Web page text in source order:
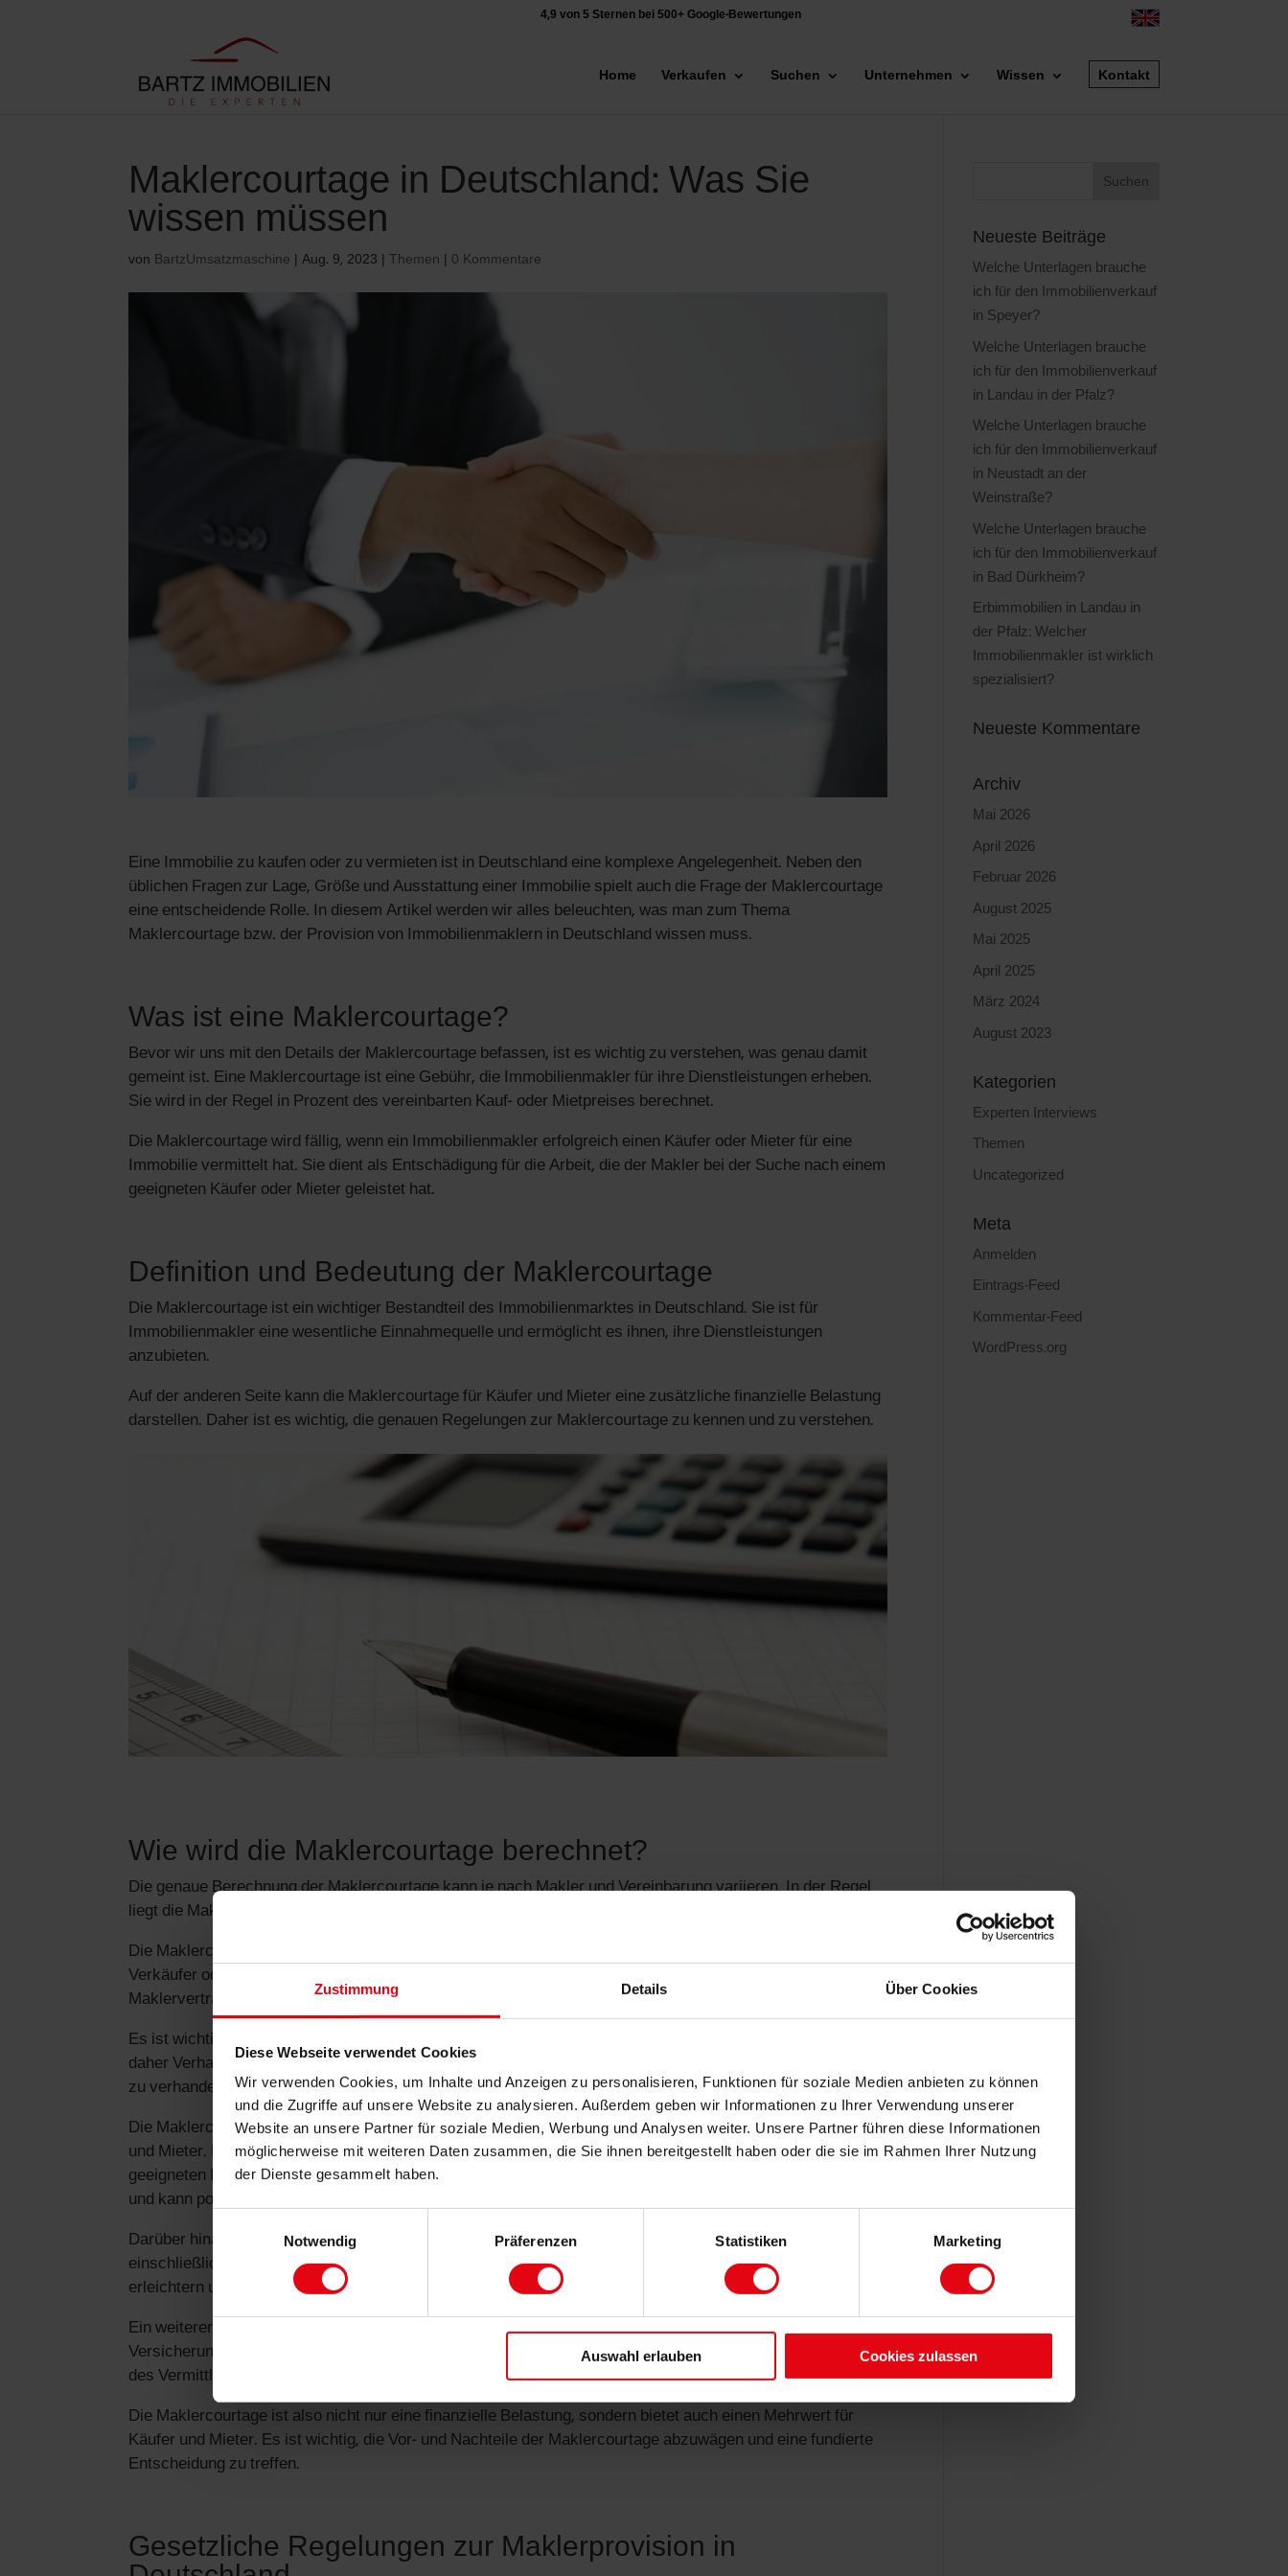
Zustimmung Details Über Cookies
Diese Webseite verwendet Cookies
Wir verwenden Cookies, um Inhalte und Anzeigen zu personalisieren, Funktionen für soziale Medien anbieten zu können
und die Zugriffe auf unsere Website zu analysieren. Außerdem geben wir Informationen zu Ihrer Verwendung unserer
Website an unsere Partner für soziale Medien, Werbung und Analysen weiter. Unsere Partner führen diese Informationen
möglicherweise mit weiteren Daten zusammen, die Sie ihnen bereitgestellt haben oder die sie im Rahmen Ihrer Nutzung
der Dienste gesammelt haben.
Notwendig
Präferenzen Statistiken Marketing
Auswahl erlauben Cookies zulassen
4,9 von 5 Sternen bei 500+ Google-Bewertungen
Home Verkaufen Suchen Unternehmen Wissen Kontakt
Maklercourtage in Deutschland: Was Sie
wissen müssen
von BartzUmsatzmaschine |Aug. 9, 2023 Themen 0 Kommentare
Eine Immobilie zu kaufen oder zu vermieten ist in Deutschland eine komplexe Angelegenheit. Neben den
üblichen Fragen zur Lage, Größe und Ausstattung einer Immobilie spielt auch die Frage der Maklercourtage
eine entscheidende Rolle. In diesem Artikel werden wir alles beleuchten, was man zum Thema
Maklercourtage bzw. der Provision von Immobilienmaklern in Deutschland wissen muss.
Was ist eine Maklercourtage?
Bevor wir uns mit den Details der Maklercourtage befassen, ist es wichtig zu verstehen, was genau damit
gemeint ist. Eine Maklercourtage ist eine Gebühr, die Immobilienmakler für ihre Dienstleistungen erheben.
Sie wird in der Regel in Prozent des vereinbarten Kauf- oder Mietpreises berechnet.
Die Maklercourtage wird fällig, wenn ein Immobilienmakler erfolgreich einen Käufer oder Mieter für eine
Immobilie vermittelt hat. Sie dient als Entschädigung für die Arbeit, die der Makler bei der Suche nach einem
geeigneten Käufer oder Mieter geleistet hat.
Definition und Bedeutung der Maklercourtage
Die Maklercourtage ist ein wichtiger Bestandteil des Immobilienmarktes in Deutschland. Sie ist für
Immobilienmakler eine wesentliche Einnahmequelle und ermöglicht es ihnen, ihre Dienstleistungen
anzubieten.
Auf der anderen Seite kann die Maklercourtage für Käufer und Mieter eine zusätzliche finanzielle Belastung
darstellen. Daher ist es wichtig, die genauen Regelungen zur Maklercourtage zu kennen und zu verstehen.
Wie wird die Maklercourtage berechnet?
Die genaue Berechnung der Maklercourtage kann je nach Makler und Vereinbarung variieren. In der Regel
liegt die Maklercourtage zwischen 3% und 7% des Kauf- oder Mietpreises.
Die Maklercourtage wird üblicherweise vom Käufer oder Mieter gezahlt. In einigen Fällen kann auch der
Verkäufer oder Vermieter die Maklercourtage übernehmen. Die genaue Regelung wird in einem
Maklervertrag festgelegt.
Es ist wichtig zu beachten, dass die Maklercourtage in Deutschland nicht gesetzlich festgelegt ist und
daher Verhandlungssache ist. Dies bietet Käufern und Mietern die Möglichkeit, die Höhe der Maklercourtage
zu verhandeln.
Die Maklercourtage ist jedoch nicht nur eine finanzielle Belastung, sondern bietet auch Vorteile für Käufer
und Mieter. Durch die Beauftragung eines Maklers können sie Zeit und Aufwand bei der Suche nach einer
geeigneten Immobilie sparen. Der Makler verfügt über umfangreiche Kenntnisse des Immobilienmarktes
und kann potenzielle Käufer oder Mieter effizient identifizieren.
Darüber hinaus unterstützt der Makler den Käufer oder Mieter während des gesamten Prozesses,
einschließlich der Verhandlungen mit dem Verkäufer oder Vermieter. Dies kann den Kauf- oder Mietvertrag
erleichtern und zu einem reibungslosen Ablauf führen.
Ein weiterer Vorteil der Maklercourtage ist, dass der Makler eine Haftpflichtversicherung hat. Diese
Versicherung schützt den Käufer oder Mieter vor möglichen Fehlern oder Schäden, die der Makler während
des Vermittlungsprozesses verursachen könnte.
Die Maklercourtage ist also nicht nur eine finanzielle Belastung, sondern bietet auch einen Mehrwert für
Käufer und Mieter. Es ist wichtig, die Vor- und Nachteile der Maklercourtage abzuwägen und eine fundierte
Entscheidung zu treffen.
Gesetzliche Regelungen zur Maklerprovision in
Neueste Beiträge
Welche Unterlagen brauche
ich für den Immobilienverkauf
in Speyer?
Welche Unterlagen brauche
ich für den Immobilienverkauf
in Landau in der Pfalz?
Welche Unterlagen brauche
ich für den Immobilienverkauf
in Neustadt an der
Weinstraße?
Welche Unterlagen brauche
ich für den Immobilienverkauf
in Bad Dürkheim?
Erbimmobilien in Landau in
der Pfalz: Welcher
Immobilienmakler ist wirklich
spezialisiert?
Neueste Kommentare
Archiv
Mai 2026
April 2026
Februar 2026
August 2025
Mai 2025
April 2025
März 2024
August 2023
Kategorien
Experten Interviews
Themen
Uncategorized
Meta
Anmelden
Eintrags-Feed
Kommentar-Feed
WordPress.org